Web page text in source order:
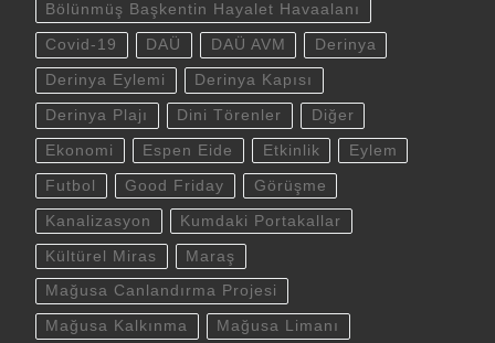
Bölünmüş Başkentin Hayalet Havaalanı
Covid-19 DAÜ DAÜ AVM Derinya
Derinya Eylemi Derinya Kapısı
Derinya Plajı Dini Törenler Diğer
Ekonomi Espen Eide Etkinlik Eylem
Futbol Good Friday Görüşme
Kanalizasyon Kumdaki Portakallar
Kültürel Miras Maraş
Mağusa Canlandırma Projesi
Mağusa Kalkınma Mağusa Limanı